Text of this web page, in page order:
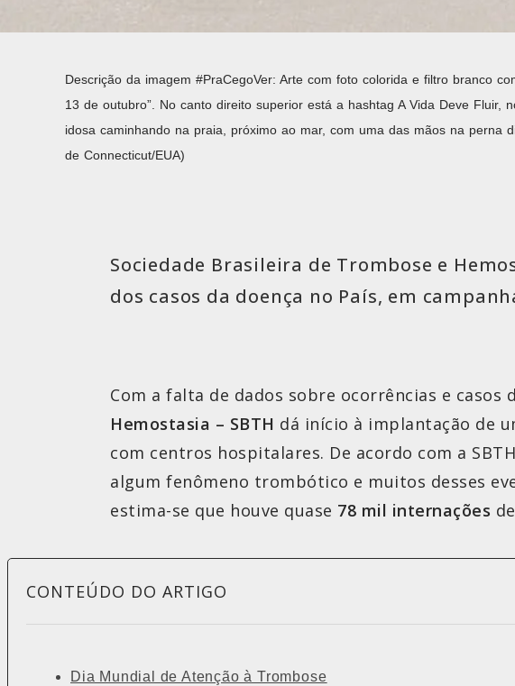
Descrição da imagem #PraCegoVer: Arte com foto colorida e filtro branco
13 de outubro”. No canto direito superior está a hashtag A Vida Deve
idosa caminhando na praia, próximo ao mar, com uma das mãos na perna
de Connecticut/EUA)
Sociedade Brasileira de Trombose e
dos casos da doença no País, em
Com a falta de dados sobre ocorrências e casos
Hemostasia – SBTH dá início à implantação de
com centros hospitalares. De acordo com a
algum fenômeno trombótico e muitos desses
estima-se que houve quase 78 mil internações
CONTEÚDO DO ARTIGO
Dia Mundial de Atenção à Trombose